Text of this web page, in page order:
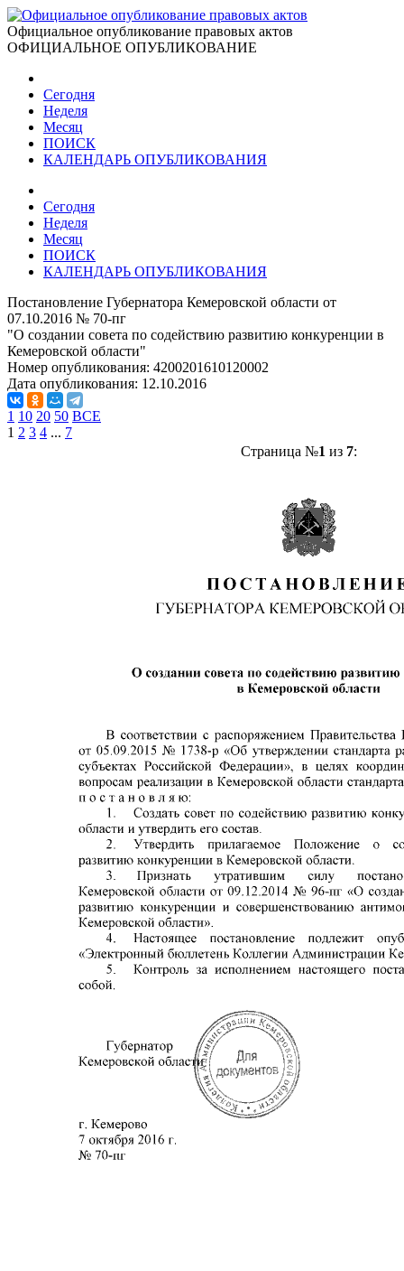
Официальное опубликование правовых актов
ОФИЦИАЛЬНОЕ ОПУБЛИКОВАНИЕ
Сегодня
Неделя
Месяц
ПОИСК
КАЛЕНДАРЬ ОПУБЛИКОВАНИЯ
Сегодня
Неделя
Месяц
ПОИСК
КАЛЕНДАРЬ ОПУБЛИКОВАНИЯ
Постановление Губернатора Кемеровской области от
07.10.2016 № 70-пг
"О создании совета по содействию развитию конкуренции в
Кемеровской области"
Номер опубликования: 4200201610120002
Дата опубликования: 12.10.2016
1 10 20 50 ВСЕ
1 2 3 4 ... 7
Страница №1 из 7: